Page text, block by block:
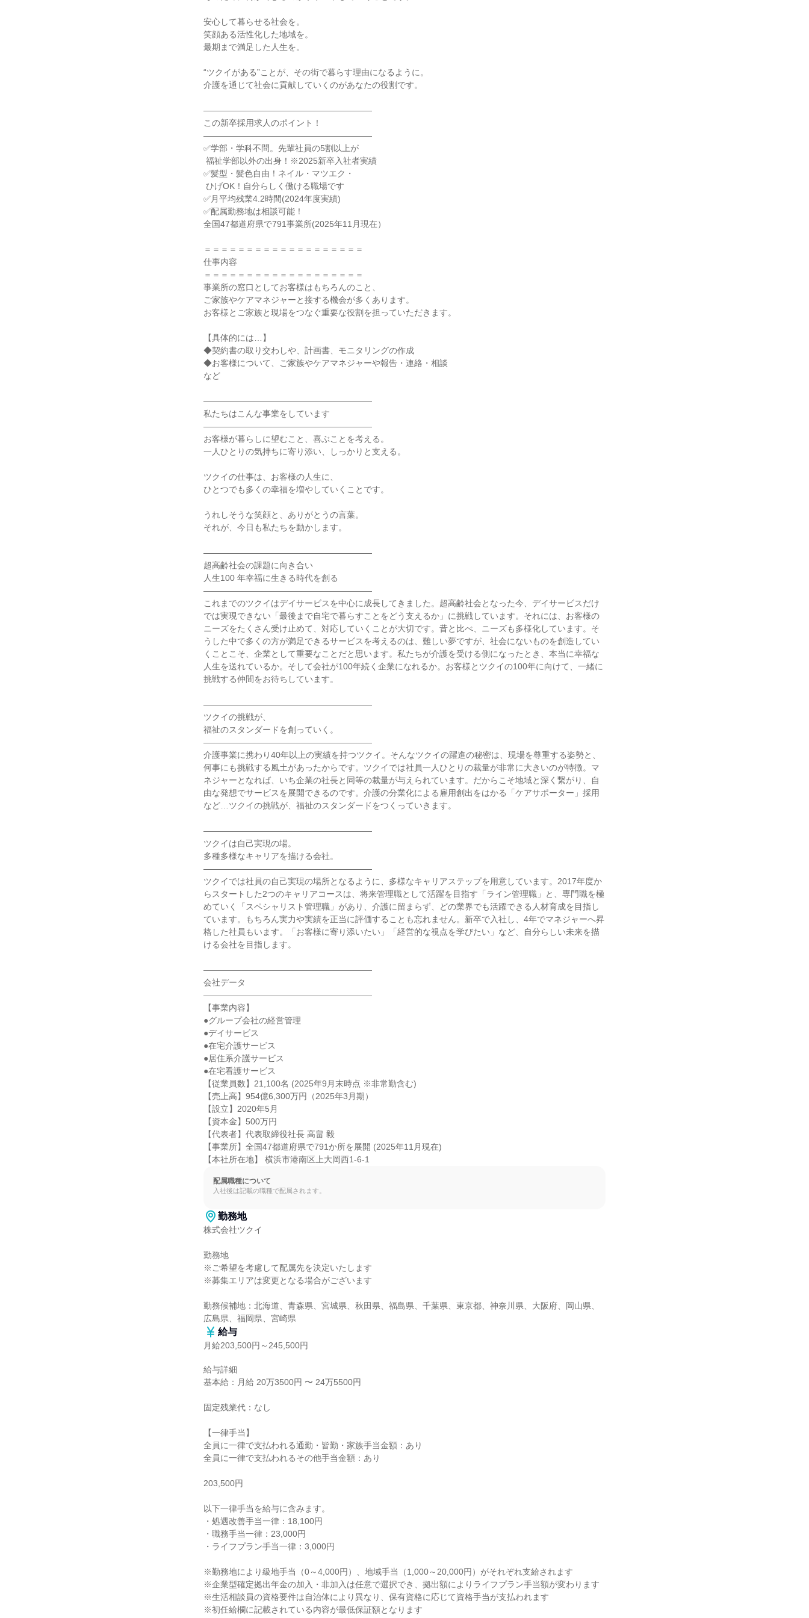
安心して暮らせる社会を。
笑顔ある活性化した地域を。
最期まで満足した人生を。
“ツクイがある”ことが、その街で暮らす理由になるように。
介護を通じて社会に貢献していくのがあなたの役割です。
――――――――――――――――――――
この新卒採用求人のポイント！
――――――――――――――――――――
✅学部・学科不問。先輩社員の5割以上が
✅髪型・髪色自由！ネイル・マツエク・
✅月平均残業4.2時間(2024年度実績)
✅配属勤務地は相談可能！
全国47都道府県で791事業所(2025年11月現在）
＝＝＝＝＝＝＝＝＝＝＝＝＝＝＝＝＝＝＝
仕事内容
＝＝＝＝＝＝＝＝＝＝＝＝＝＝＝＝＝＝＝
事業所の窓口としてお客様はもちろんのこと、
ご家族やケアマネジャーと接する機会が多くあります。
お客様とご家族と現場をつなぐ重要な役割を担っていただきます。
【具体的には…】
◆契約書の取り交わしや、計画書、モニタリングの作成
◆お客様について、ご家族やケアマネジャーや報告・連絡・相談
など
――――――――――――――――――――
私たちはこんな事業をしています
――――――――――――――――――――
お客様が暮らしに望むこと、喜ぶことを考える。
一人ひとりの気持ちに寄り添い、しっかりと支える。
ツクイの仕事は、お客様の人生に、
ひとつでも多くの幸福を増やしていくことです。
うれしそうな笑顔と、ありがとうの言葉。
それが、今日も私たちを動かします。
――――――――――――――――――――
超高齢社会の課題に向き合い
人生100 年幸福に生きる時代を創る
――――――――――――――――――――
これまでのツクイはデイサービスを中心に成長してきました。超高齢社会となった今、デイサービスだけ
では実現できない「最後まで自宅で暮らすことをどう支えるか」に挑戦しています。それには、お客様の
ニーズをたくさん受け止めて、対応していくことが大切です。昔と比べ、ニーズも多様化しています。そ
うした中で多くの方が満足できるサービスを考えるのは、難しい夢ですが、社会にないものを創造してい
くことこそ、企業として重要なことだと思います。私たちが介護を受ける側になったとき、本当に幸福な
人生を送れているか。そして会社が100年続く企業になれるか。お客様とツクイの100年に向けて、一緒に
挑戦する仲間をお待ちしています。
――――――――――――――――――――
ツクイの挑戦が、
福祉のスタンダードを創っていく。
――――――――――――――――――――
介護事業に携わり40年以上の実績を持つツクイ。そんなツクイの躍進の秘密は、現場を尊重する姿勢と、
何事にも挑戦する風土があったからです。ツクイでは社員一人ひとりの裁量が非常に大きいのが特徴。マ
ネジャーとなれば、いち企業の社長と同等の裁量が与えられています。だからこそ地域と深く繋がり、自
由な発想でサービスを展開できるのです。介護の分業化による雇用創出をはかる「ケアサポーター」採用
など…ツクイの挑戦が、福祉のスタンダードをつくっていきます。
――――――――――――――――――――
ツクイは自己実現の場。
多種多様なキャリアを描ける会社。
――――――――――――――――――――
ツクイでは社員の自己実現の場所となるように、多様なキャリアステップを用意しています。2017年度か
らスタートした2つのキャリアコースは、将来管理職として活躍を目指す「ライン管理職」と、専門職を極
めていく「スペシャリスト管理職」があり、介護に留まらず、どの業界でも活躍できる人材育成を目指し
ています。もちろん実力や実績を正当に評価することも忘れません。新卒で入社し、4年でマネジャーへ昇
格した社員もいます。「お客様に寄り添いたい」「経営的な視点を学びたい」など、自分らしい未来を描
ける会社を目指します。
――――――――――――――――――――
会社データ
――――――――――――――――――――
【事業内容】
●グループ会社の経営管理
●デイサービス
●在宅介護サービス
●居住系介護サービス
●在宅看護サービス
【従業員数】21,100名 (2025年9月末時点 ※非常勤含む)
【売上高】954億6,300万円（2025年3月期）
【設立】2020年5月
【資本金】500万円
【代表者】代表取締役社長 高畠 毅
【事業所】全国47都道府県で791か所を展開 (2025年11月現在)
【本社所在地】 横浜市港南区上大岡西1-6-1
配属職種について
入社後は記載の職種で配属されます。
勤務地
株式会社ツクイ
勤務地
※ご希望を考慮して配属先を決定いたします
※募集エリアは変更となる場合がございます
勤務候補地：北海道、青森県、宮城県、秋田県、福島県、千葉県、東京都、神奈川県、大阪府、岡山県、
広島県、福岡県、宮崎県
給与
月給203,500円～245,500円
給与詳細
基本給：月給 20万3500円 〜 24万5500円
固定残業代：なし
【一律手当】
全員に一律で支払われる通勤・皆勤・家族手当金額：あり
全員に一律で支払われるその他手当金額：あり
203,500円
以下一律手当を給与に含みます。
・処遇改善手当一律：18,100円
・職務手当一律：23,000円
・ライフプラン手当一律：3,000円
※勤務地により級地手当（0～4,000円）、地域手当（1,000～20,000円）がそれぞれ支給されます
※企業型確定拠出年金の加入・非加入は任意で選択でき、拠出額によりライフプラン手当額が変わります
※生活相談員の資格要件は自治体により異なり、保有資格に応じて資格手当が支払われます
※初任給欄に記載されている内容が最低保証額となります